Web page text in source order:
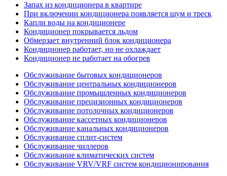
Запах из кондиционера в квартире
При включении кондиционера появляется шум и треск
Капли воды на кондиционере
Кондиционер покрывается льдом
Обмерзает внутренний блок кондиционера
Кондиционер работает, но не охлаждает
Кондиционер не работает на обогрев
Обслуживание бытовых кондиционеров
Обслуживание центральных кондиционеров
Обслуживание промышленных кондиционеров
Обслуживание прецизионных кондиционеров
Обслуживание потолочных кондиционеров
Обслуживание кассетных кондиционеров
Обслуживание канальных кондиционеров
Обслуживание сплит-систем
Обслуживание чиллеров
Обслуживание климатических систем
Обслуживание VRV/VRF систем кондиционирования